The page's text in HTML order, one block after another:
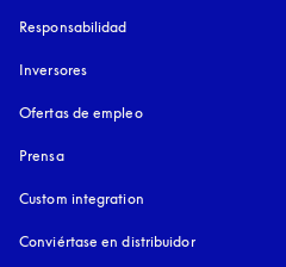
Responsabilidad
Inversores
Ofertas de empleo
Prensa
Custom integration
Conviértase en distribuidor